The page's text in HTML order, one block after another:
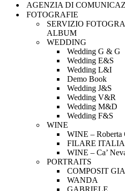
AGENZIA DI
FOTOGRAFIE
SERVIZIO
ALBUM
WEDDING
Wedding G & G
Wedding E&S
Wedding L&I
Demo Book
Wedding J&S
Wedding V&R
Wedding M&D
Wedding F&S
WINE
WINE – Roberta
FILARE ITALIA
WINE – Ca’
PORTRAITS
COMPOSIT
WANDA
GABRIELE